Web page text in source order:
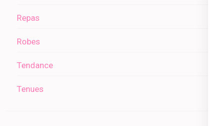
Repas
Robes
Tendance
Tenues